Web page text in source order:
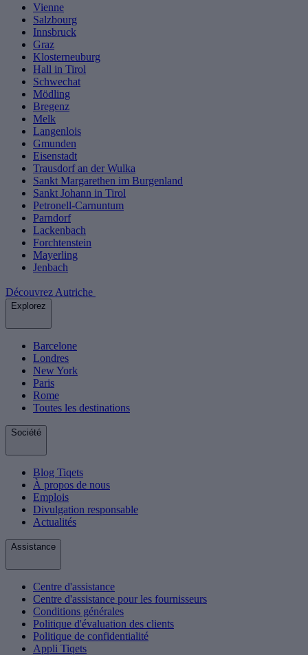
Vienne
Salzbourg
Innsbruck
Graz
Klosterneuburg
Hall in Tirol
Schwechat
Mödling
Bregenz
Melk
Langenlois
Gmunden
Eisenstadt
Trausdorf an der Wulka
Sankt Margarethen im Burgenland
Sankt Johann in Tirol
Petronell-Carnuntum
Parndorf
Lackenbach
Forchtenstein
Mayerling
Jenbach
Découvrez Autriche
Explorez
Barcelone
Londres
New York
Paris
Rome
Toutes les destinations
Société
Blog Tiqets
À propos de nous
Emplois
Divulgation responsable
Actualités
Assistance
Centre d'assistance
Centre d'assistance pour les fournisseurs
Conditions générales
Politique d'évaluation des clients
Politique de confidentialité
Appli Tiqets